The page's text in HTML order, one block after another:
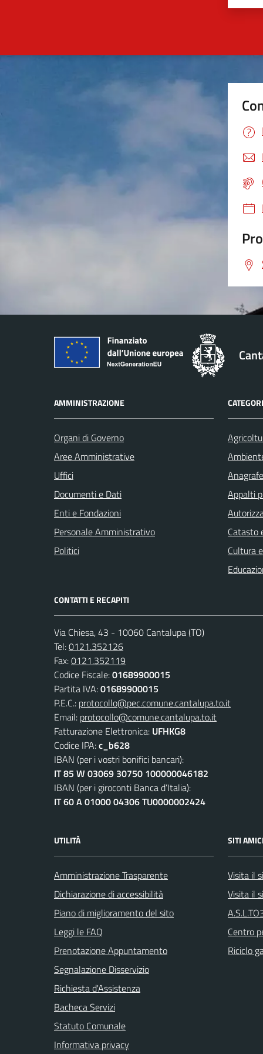
AMMINISTRAZIONE
Organi di Governo
Aree Amministrative
Uffici
Documenti e Dati
Enti e Fondazioni
Personale Amministrativo
Politici
Appalti
Catasto
Cultura
CONTATTI E RECAPITI
Via Chiesa, 43 - 10060 Cantalupa (TO)
Tel:0121.352126
Fax:0121.352119
Codice Fiscale:01689900015
Partita IVA:01689900015
P.E.C.: protocollo@pec.comune.cantalupa.to.it
Email: protocollo@comune.cantalupa.to.it
Fatturazione Elettronica: UFHKG8
Codice IPA:c_b628
IBAN (per i vostri bonifici bancari):
IT 85 W 03069 30750 100000046182
IBAN (per i giroconti Banca d’Italia):
IT 60 A 01000 04306 TU0000002424
UTILITÀ
Amministrazione Trasparente
Dichiarazione di accessibilità
Piano di miglioramento del sito
Leggi le FAQ
Prenotazione Appuntamento
Segnalazione Disservizio
Richiesta d'Assistenza
Bacheca Servizi
Statuto Comunale
Informativa privacy
SITI AMICI
Visita il
Visita il
Centro
Riciclo